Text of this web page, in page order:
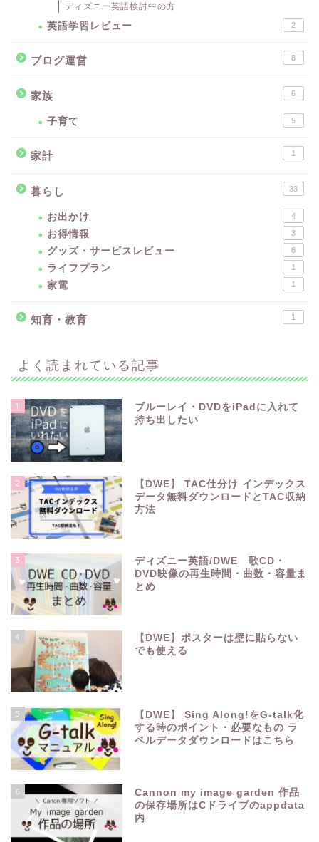
ディズニー英語検討中の方
英語学習レビュー 2
ブログ運営 8
家族 6
子育て 5
家計 1
暮らし 33
お出かけ 4
お得情報 3
グッズ・サービスレビュー 6
ライフプラン 1
家電 1
知育・教育 1
よく読まれている記事
1
ブルーレイ・DVDをiPadに入れて
持ち出したい
2
【DWE】 TAC仕分け インデックス
データ無料ダウンロードとTAC収納
方法
3
ディズニー英語/DWE 歌CD・
DVD映像の再生時間・曲数・容量ま
とめ
4
【DWE】ポスターは壁に貼らない
でも使える
5
【DWE】 Sing Along!をG-talk化
する時のポイント・必要なもの ラ
ベルデータダウンロードはこちら
6
Cannon my image garden 作品
の保存場所はCドライブのappdata
内